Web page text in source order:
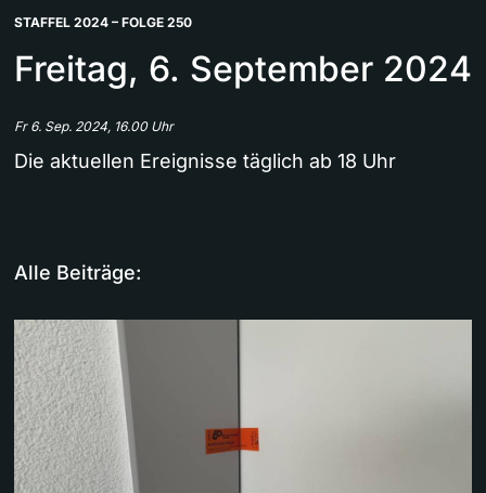
STAFFEL 2024 – FOLGE 250
Freitag, 6. September 2024
Fr 6. Sep. 2024, 16.00 Uhr
Die aktuellen Ereignisse täglich ab 18 Uhr
Alle Beiträge: